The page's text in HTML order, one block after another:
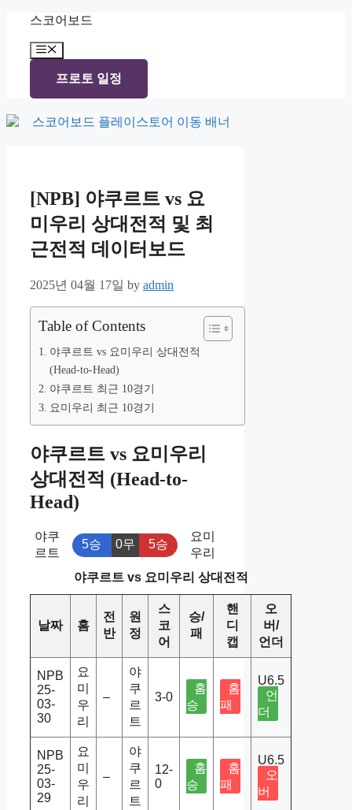
content
스코어보드
Menu
프로토 일정
[NPB] 야쿠르트 vs 요
미우리 상대전적 및 최
근전적 데이터보드
2025년 04월 17일 by admin
Table of Contents
야쿠르트 vs 요미우리 상대전적
(Head-to-Head)
야쿠르트 최근 10경기
요미우리 최근 10경기
야쿠르트 vs 요미우리
상대전적 (Head-to-
Head)
야쿠
르트
5승 0무 5승
요미
우리
야쿠르트 vs 요미우리 상대전적
날짜 홈
전
반
원
정
스
코
어
승/
패
핸
디
캡
오
버/
언더
NPB
25-
03-
30
요
미
우
리
–
야
쿠
르
트
3-0
홈
승
홈
패
U6.5
언
더
NPB
25-
03-
29
요
미
우
리
–
야
쿠
르
트
12-
0
홈
승
홈
패
U6.5
오
버